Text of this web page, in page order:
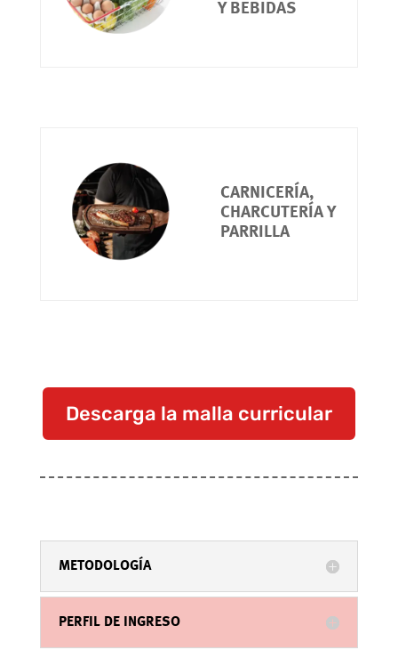
Y BEBIDAS
CARNICERÍA,
CHARCUTERÍA Y
PARRILLA
Descarga la malla curricular
METODOLOGÍA
PERFIL DE INGRESO